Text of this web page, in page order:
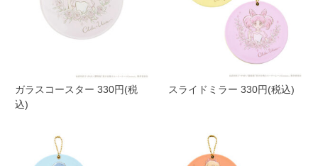
ガラスコースター 330円(税
込)
スライドミラー 330円(税込)